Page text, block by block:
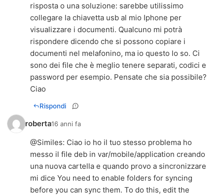
risposta o una soluzione: sarebbe utilissimo
collegare la chiavetta usb al mio Iphone per
visualizzare i documenti. Qualcuno mi potrà
rispondere dicendo che si possono copiare i
documenti nel melafonino, ma io questo lo so. Ci
sono dei file che è meglio tenere separati, codici e
password per esempio. Pensate che sia possibile?
Ciao
Rispondi
roberta16 anni fa
@Similes: Ciao io ho il tuo stesso problema ho
messo il file deb in var/mobile/application creando
una nuova cartella e quando provo a sincronizzare
mi dice You need to enable folders for syncing
before you can sync them. To do this, edit the